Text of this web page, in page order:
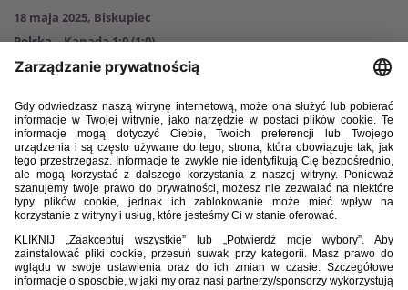
18 maja 2025, Biskupiec
Polska – Kanada 1:0 (1:0)
Bramka:Antoni Kapusta 4.
Gabriel Sambou – 7. Zachary Zalewski (66, 8. Hubert Smyrak), 13.
Marcel Płocica (66, 5. Tymon Ziarkowski), 16. Hubert Janyszka, 17.
Adam Hańćko (86, 21. Antoni Kobosz), 11. Piotr Bartczak (86, 18.
Kajetan Fal) – 15. Krystian Siedlaczek (46, 19. Aleksander Klimkiewicz),
23. Antoni Kapusta (59, 20. Kacper Berkowski).
Delgado), 13. Williams Ty, 5. Stefan Kapor, 3. John Chukwu – 15. Connor
Rickert (46, 16. Quinton Belfon,) (90, 7. Xavier Laroche), 10. Niko Wood